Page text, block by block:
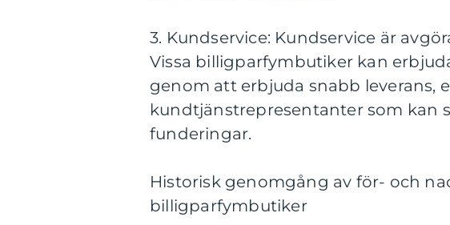
3. Kundservice: Kundservice är
Vissa billigparfymbutiker kan
genom att erbjuda snabb leverans,
kundtjänstrepresentanter som kan
funderingar.
Historisk genomgång av för- och
billigparfymbutiker